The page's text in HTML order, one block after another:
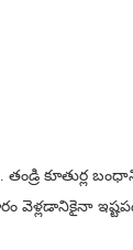
కూతుర్ల
వెళ్లడానికైనా